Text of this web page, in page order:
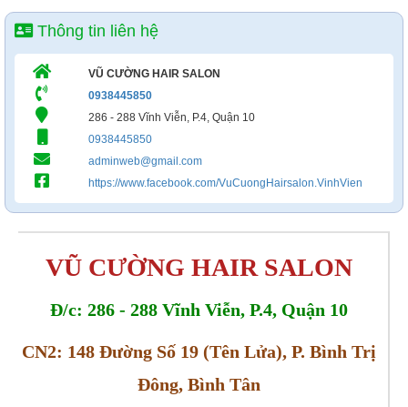
Thông tin liên hệ
VŨ CƯỜNG HAIR SALON
0938445850
286 - 288 Vĩnh Viễn, P.4, Quận 10
0938445850
adminweb@gmail.com
https://www.facebook.com/VuCuongHairsalon.VinhVien
VŨ CƯỜNG HAIR SALON
Đ/c: 286 - 288 Vĩnh Viễn, P.4, Quận 10
CN2: 148 Đường Số 19 (Tên Lửa), P. Bình Trị
Đông, Bình Tân